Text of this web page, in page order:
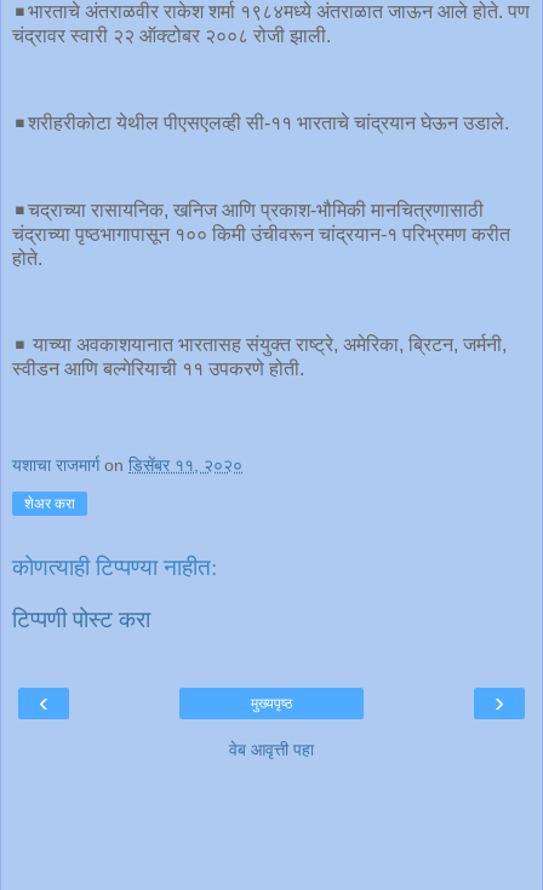
◾️भारताचे अंतराळवीर राकेश शर्मा १९८४मध्ये अंतराळात जाऊन आले होते. पण
चंद्रावर स्वारी २२ ऑक्टोबर २००८ रोजी झाली.
◾️शरीहरीकोटा येथील पीएसएलव्ही सी-११ भारताचे चांद्रयान घेऊन उडाले.
◾️चद्राच्या रासायनिक, खनिज आणि प्रकाश-भौमिकी मानचित्रणासाठी
चंद्राच्या पृष्ठभागापासून १०० किमी उंचीवरून चांद्रयान-१ परिभ्रमण करीत
होते.
◾️ याच्या अवकाशयानात भारतासह संयुक्त राष्ट्रे, अमेरिका, ब्रिटन, जर्मनी,
स्वीडन आणि बल्गेरियाची ११ उपकरणे होती.
यशाचा राजमार्ग on डिसेंबर ११, २०२०
शेअर करा
कोणत्याही टिप्पण्‍या नाहीत:
टिप्पणी पोस्ट करा
‹ ›
मुख्यपृष्ठ
वेब आवृत्ती पहा